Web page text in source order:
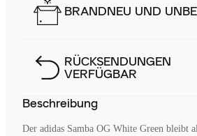
BRANDNEU UND
RÜCKSENDUNGEN
VERFÜGBAR
Beschreibung
Der adidas Samba OG White Green bleibt